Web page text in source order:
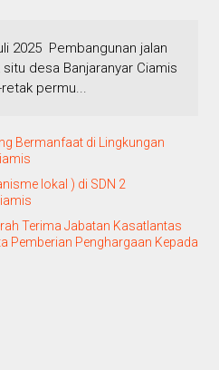
2025 Pembangunan jalan
desa Banjaranyar Ciamis
permu...
Bermanfaat di Lingkungan
lokal ) di SDN 2
Terima Jabatan Kasatlantas
Pemberian Penghargaan Kepada